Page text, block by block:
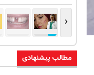
‹
مطالب پیشنهادی